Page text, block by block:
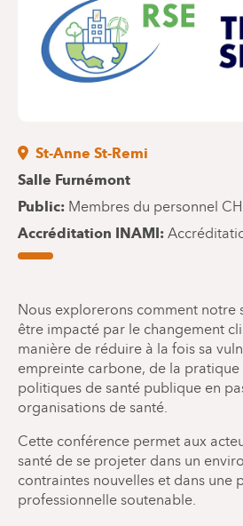
St-Anne St-Remi
Salle Furnémont
Public Membres du personnel
Accréditation INAMI
Nous explorerons comment notre
être impacté par le changement
manière de réduire à la fois sa
empreinte carbone, de la pratique
politiques de santé publique en
organisations de santé.
Cette conférence permet aux
santé de se projeter dans un
contraintes nouvelles et dans une
professionnelle soutenable.